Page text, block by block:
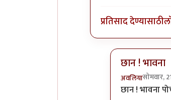
प्रतिसाद देण्यासाठी
छान ! भावना
अवलियासोमवार,
In reply to
छान ! भावना